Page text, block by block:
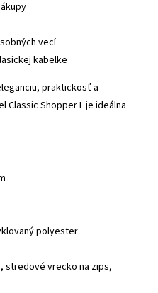
vecí
kabelke
praktickosť a
Classic Shopper L je ideálna
polyester
stredové vrecko na zips,